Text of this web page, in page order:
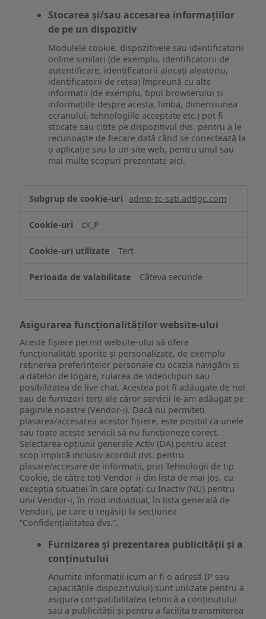
Stocarea și/sau accesarea informațiilor
de pe un dispozitiv
Modulele cookie, dispozitivele sau identificatorii
online similari (de exemplu, identificatorii de
autentificare, identificatorii alocați aleatoriu,
identificatorii de rețea) împreună cu alte
informații (de exemplu, tipul browserului și
informațiile despre acesta, limba, dimensiunea
ecranului, tehnologiile acceptate etc.) pot fi
stocate sau citite pe dispozitivul dvs. pentru a le
recunoaște de fiecare dată când se conectează la
o aplicație sau la un site web, pentru unul sau
mai multe scopuri prezentate aici.
și/sau
informațiilor
pe
dispozitiv
admp-tc-sati.adtlgc.com
cX_P
Terț
Câteva secunde
Asigurarea funcționalităților website-ului
Aceste fișiere permit website-ului să ofere
funcționalități sporite și personalizate, de exemplu
reţinerea preferinţelor personale cu ocazia navigării și
a datelor de logare, rularea de videoclipuri sau
posibilitatea de live chat. Acestea pot fi adăugate de noi
sau de furnizori terți ale căror servicii le-am adăugat pe
paginile noastre (Vendor-i). Dacă nu permiteți
plasarea/accesarea acestor fișiere, este posibil ca unele
sau toate aceste servicii să nu funcționeze corect.
Selectarea opțiunii generale Activ (DA) pentru acest
scop implică inclusiv acordul dvs. pentru
plasare/accesare de informații, prin Tehnologii de tip
Cookie, de către toți Vendor-ii din lista de mai jos, cu
excepția situației în care optați cu Inactiv (NU) pentru
unii Vendor-i, în mod individual, în lista generală de
Vendori, pe care o regăsiți la secțiunea
“Confidențialitatea dvs.”.
Furnizarea și prezentarea publicității și a
conținutului
Anumite informații (cum ar fi o adresă IP sau
capacitățile dispozitivului) sunt utilizate pentru a
asigura compatibilitatea tehnică a conținutului
sau a publicității și pentru a facilita transmiterea